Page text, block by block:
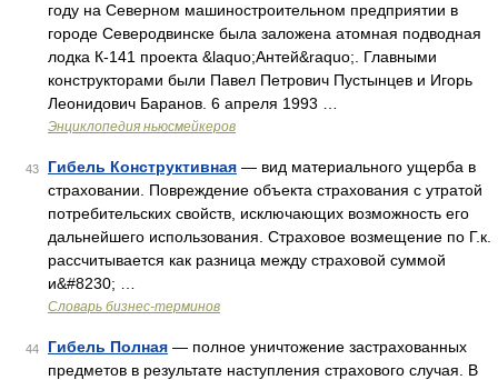
году на Северном машиностроительном предприятии в
городе Северодвинске была заложена атомная подводная
лодка К‑141 проекта &laquo;Антей&raquo;. Главными
конструкторами были Павел Петрович Пустынцев и Игорь
Леонидович Баранов. 6 апреля 1993 …
Энциклопедия ньюсмейкеров
43 Гибель Конструктивная — вид материального ущерба в
страховании. Повреждение объекта страхования с утратой
потребительских свойств, исключающих возможность его
дальнейшего использования. Страховое возмещение по Г.к.
рассчитывается как разница между страховой суммой
и&#8230; …
Словарь бизнес-терминов
44 Гибель Полная — полное уничтожение застрахованных
предметов в результате наступления страхового случая. В